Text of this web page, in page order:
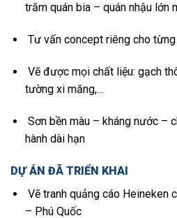
trăm quán bia – quán nhậu lớn
Tư vấn concept riêng cho
Vẽ được mọi chất liệu: gạch
tường xi măng,…
Sơn bền màu – kháng nước –
hành dài hạn
DỰ ÁN ĐÃ TRIỂN KHAI
Vẽ tranh quảng cáo Heineken
– Phú Quốc